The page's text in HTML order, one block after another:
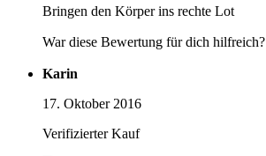
Bringen den Körper ins rechte Lot
War diese Bewertung für dich hilfreich?
Karin
17. Oktober 2016
Verifizierter Kauf